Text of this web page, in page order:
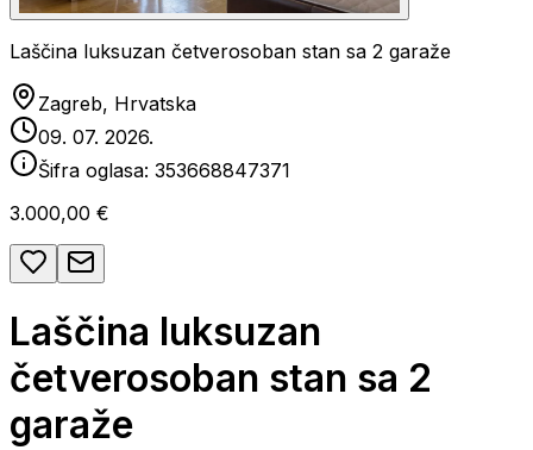
Laščina luksuzan četverosoban stan sa 2 garaže
Zagreb, Hrvatska
09. 07. 2026.
Šifra oglasa: 353668847371
3.000,00 €
Laščina luksuzan
četverosoban stan sa 2
garaže